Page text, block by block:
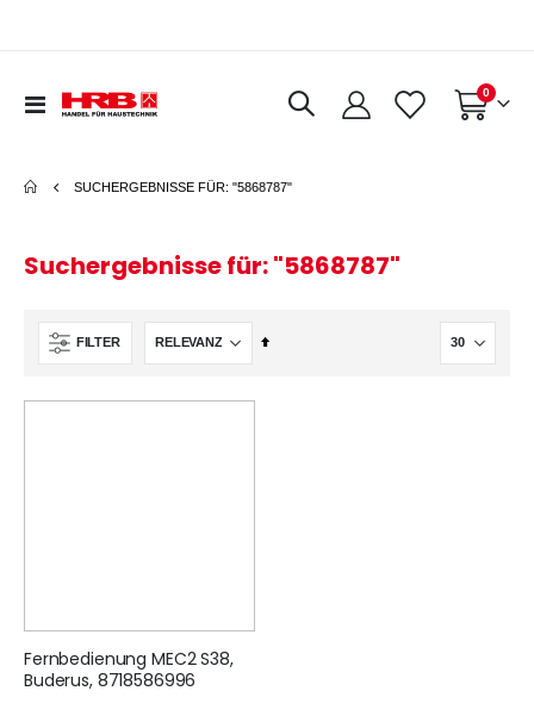
Navigation
Warenkorb
0
SUCHERGEBNISSE FÜR: "5868787"
Suchergebnisse für: "5868787"
FILTER
In
Fernbedienung MEC2 S38,
Buderus, 8718586996